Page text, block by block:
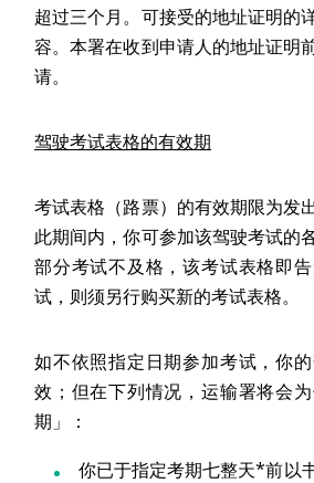
超过三个月。可接受的地址证明的
容。本署在收到申请人的地址证明
请。
驾驶考试表格的有效期
考试表格（路票）的有效期限为发
此期间内，你可参加该驾驶考试的
部分考试不及格，该考试表格即
试，则须另行购买新的考试表格。
如不依照指定日期参加考试，你
效；但在下列情况，运输署将会
期」：
你已于指定考期七整天*前以